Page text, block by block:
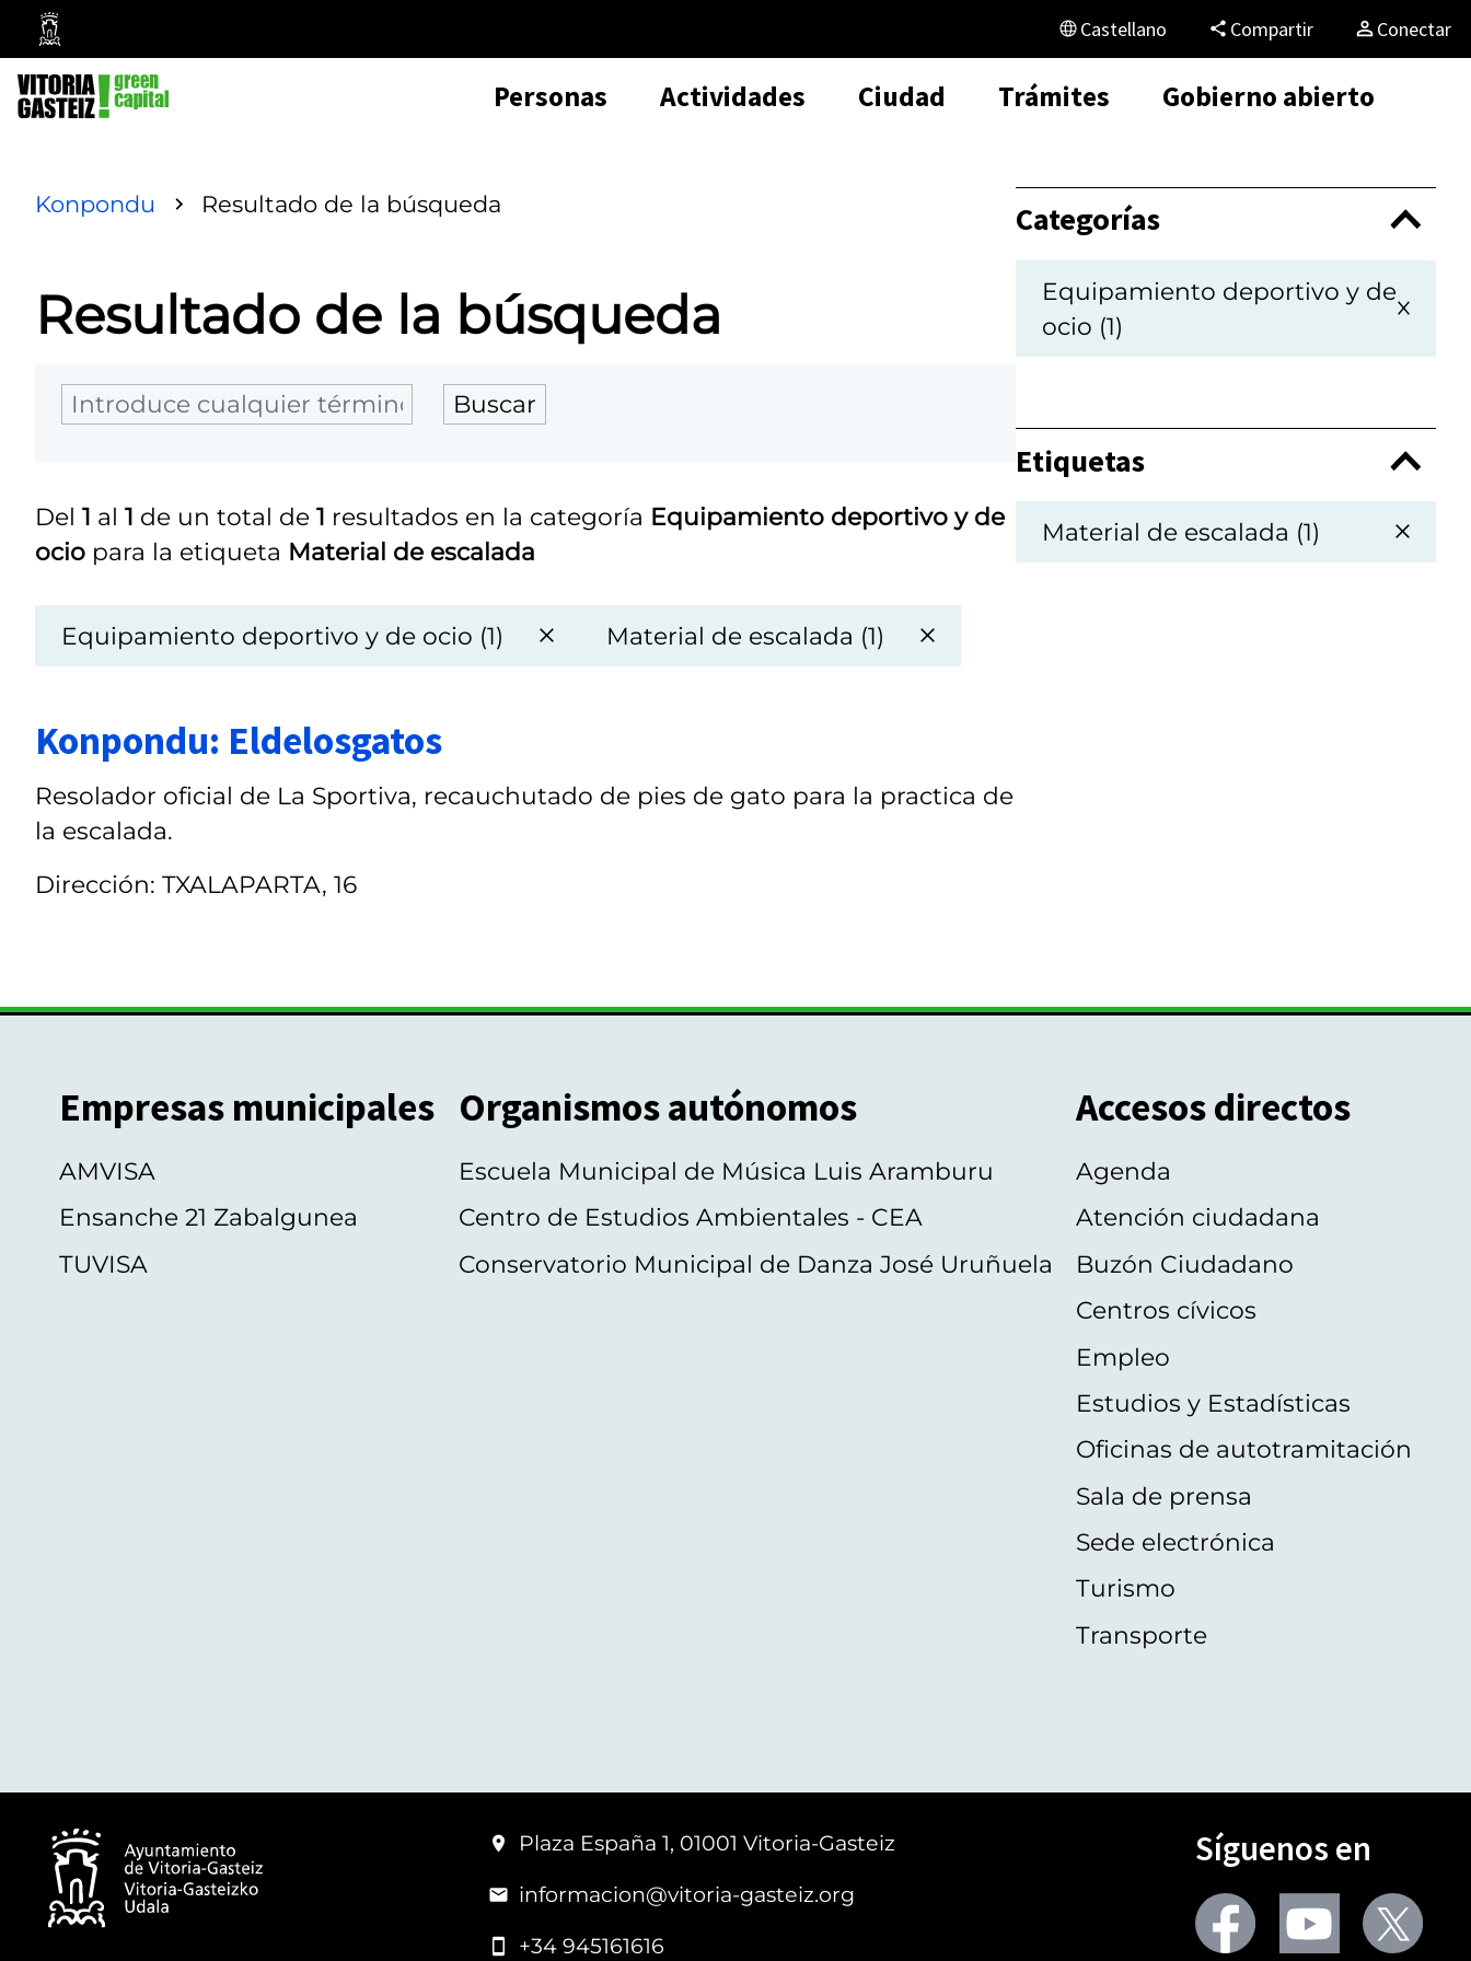
Ayuntamiento
Vitoria-
Gasteiz
Castellano Compartir Conectar
Personas Actividades Ciudad Trámites Gobierno abierto
Konpondu Resultado de la búsqueda
Resultado de la búsqueda
Del 1 al 1 de un total de 1 resultados en la categoría Equipamiento deportivo y de
ocio para la etiqueta Material de escalada
Equipamiento deportivo y de ocio (1) Material de escalada (1)
Konpondu: Eldelosgatos
Resolador oficial de La Sportiva, recauchutado de pies de gato para la practica de
la escalada.
Dirección: TXALAPARTA, 16
Categorías
Equipamiento deportivo y de
ocio (1)
Etiquetas
Material de escalada (1)
Empresas municipales
AMVISA
Ensanche 21 Zabalgunea
TUVISA
Organismos autónomos
Escuela Municipal de Música Luis Aramburu
Centro de Estudios Ambientales - CEA
Conservatorio Municipal de Danza José Uruñuela
Accesos directos
Agenda
Atención ciudadana
Buzón Ciudadano
Centros cívicos
Empleo
Estudios y Estadísticas
Oficinas de autotramitación
Sala de prensa
Sede electrónica
Turismo
Transporte
Plaza España 1, 01001 Vitoria-Gasteiz
informacion@vitoria-gasteiz.org
+34 945161616
Síguenos en
Seguir
en
Seguir
en